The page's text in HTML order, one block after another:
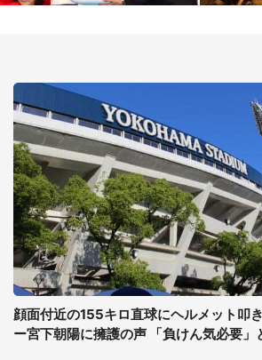
顔面付近の155キロ直球にヘルメット叩
ー宮下朝陽に擁護の声 「負けん気必要」